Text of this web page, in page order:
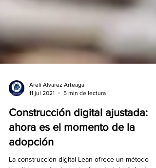
Areli Alvarez Arteaga
11 jul 2021
5 min de lectura
Construcción digital ajustada:
ahora es el momento de la